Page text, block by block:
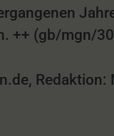
++ (gb/mgn/